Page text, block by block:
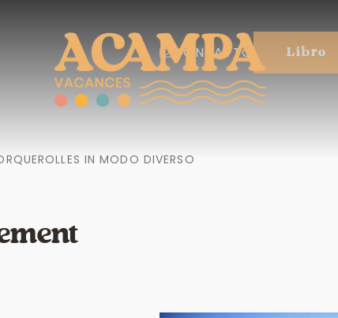
CONTATTO Libro
IN MODO DIVERSO